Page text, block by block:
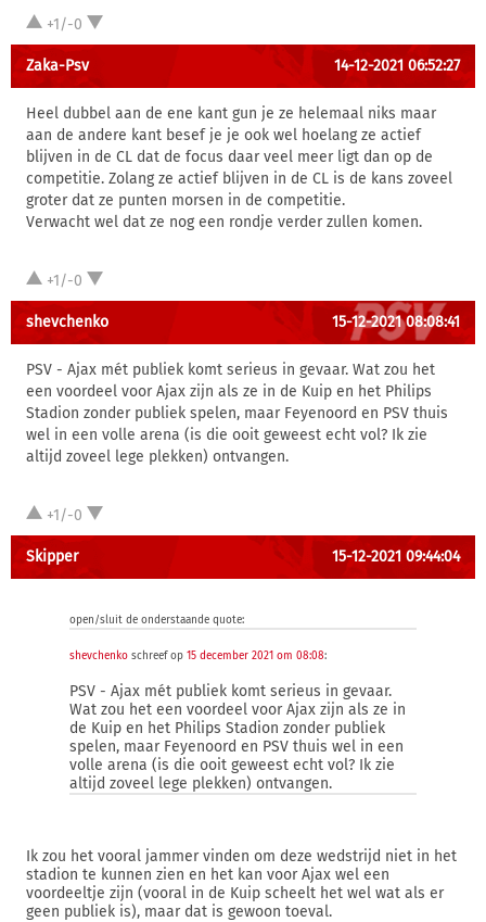
+1/-0
Zaka-Psv 14-12-2021 06:52:27
Heel dubbel aan de ene kant gun je ze helemaal niks maar
aan de andere kant besef je je ook wel hoelang ze actief
blijven in de CL dat de focus daar veel meer ligt dan op de
competitie. Zolang ze actief blijven in de CL is de kans zoveel
groter dat ze punten morsen in de competitie.
Verwacht wel dat ze nog een rondje verder zullen komen.
+1/-0
shevchenko 15-12-2021 08:08:41
PSV - Ajax mét publiek komt serieus in gevaar. Wat zou het
een voordeel voor Ajax zijn als ze in de Kuip en het Philips
Stadion zonder publiek spelen, maar Feyenoord en PSV thuis
wel in een volle arena (is die ooit geweest echt vol? Ik zie
altijd zoveel lege plekken) ontvangen.
+1/-0
Skipper 15-12-2021 09:44:04
open/sluit de onderstaande quote:
shevchenko schreef op 15 december 2021 om 08:08:
PSV - Ajax mét publiek komt serieus in gevaar.
Wat zou het een voordeel voor Ajax zijn als ze in
de Kuip en het Philips Stadion zonder publiek
spelen, maar Feyenoord en PSV thuis wel in een
volle arena (is die ooit geweest echt vol? Ik zie
altijd zoveel lege plekken) ontvangen.
Ik zou het vooral jammer vinden om deze wedstrijd niet in het
stadion te kunnen zien en het kan voor Ajax wel een
voordeeltje zijn (vooral in de Kuip scheelt het wel wat als er
geen publiek is), maar dat is gewoon toeval.